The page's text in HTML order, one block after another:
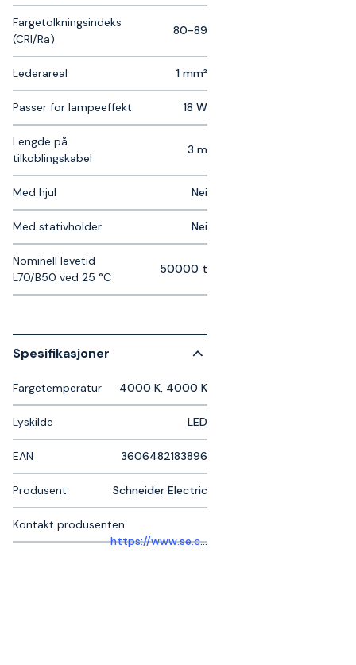
Fargetolkningsindeks
(CRI/Ra)
80-89
Lederareal 1 mm²
Passer for lampeeffekt 18 W
Lengde på
tilkoblingskabel
3 m
Med hjul Nei
Med stativholder Nei
Nominell levetid
L70/B50 ved 25 °C
50000 t
Spesifikasjoner
Fargetemperatur 4000 K, 4000 K
Lyskilde LED
EAN 3606482183896
Produsent Schneider Electric
Kontakt produsenten
https://www.se.com/se/sv/work/support/